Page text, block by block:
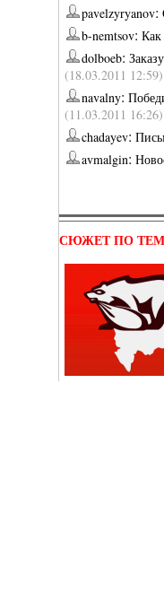
pavelzyryanov:
b-nemtsov:
dolboeb:
(18.03.2011 12:59)
navalny:
(11.03.2011 16:26)
chadayev:
avmalgin:
СЮЖЕТ ПО